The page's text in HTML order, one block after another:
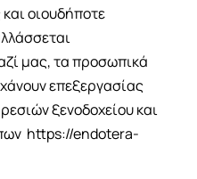
οιουδήποτε
μας, τα προσωπικά
επεξεργασίας
ξενοδοχείου και
https://endotera-